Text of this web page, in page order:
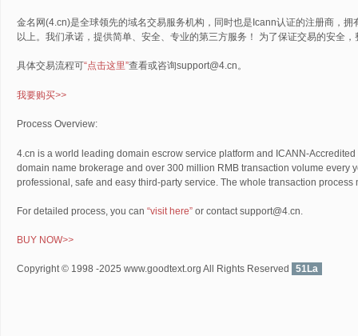
金名网(4.cn)是全球领先的域名交易服务机构，同时也是Icann认证的注册商，
以上。我们承诺，提供简单、安全、专业的第三方服务！ 为了保证交易的安全
具体交易流程可“点击这里”查看或咨询support@4.cn。
我要购买>>
Process Overview:
4.cn is a world leading domain escrow service platform and ICANN-
domain name brokerage and over 300 million RMB transaction volume every
professional, safe and easy third-party service. The whole transaction process
For detailed process, you can “visit here” or contact support@4.cn.
BUY NOW>>
Copyright © 1998 -2025 www.goodtext.org All Rights Reserved 51La